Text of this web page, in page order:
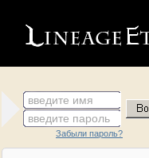
введите имя
введите пароль
Забыли пароль?